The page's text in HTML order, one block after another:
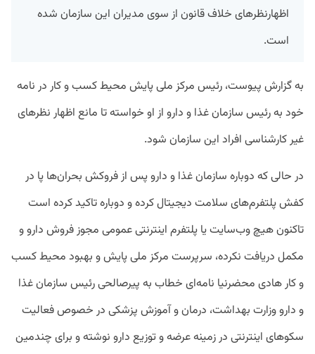
اظهارنظرهای خلاف قانون از سوی مدیران این سازمان شده
است.
به گزارش پیوست، رئیس مرکز ملی پایش محیط کسب و کار در نامه
خود به رئیس سازمان غذا و دارو از او خواسته تا مانع اظهار نظرهای
غیر کارشناسی افراد این سازمان شود.
در حالی که دوباره سازمان غذا و دارو پس از فروکش بحران‌ها پا در
کفش پلتفرم‌‌های سلامت دیجیتال کرده و دوباره تاکید کرده است
تاکنون هیچ وب‌سایت یا پلتفرم اینترنتی عمومی مجوز فروش دارو و
مکمل دریافت نکرده، سرپرست مرکز ملی پایش و بهبود محیط کسب
و کار هادی محضرنیا نامه‌ای خطاب به پیرصالحی رئیس سازمان غذا
و دارو وزارت بهداشت، درمان و آموزش پزشکی در خصوص فعالیت
سکوهای اینترنتی در زمینه عرضه و توزیع دارو نوشته و برای چندمین